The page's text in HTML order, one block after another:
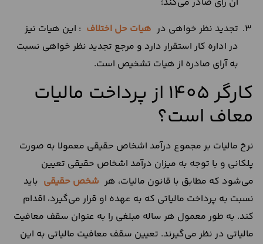
تجدید نظر خواهی در هیات حل اختلاف : این هیات نیز
در اداره کار استقرار دارد و مرجع تجدید نظر خواهی نسبت
به آرای صادره از هیات تشخیص است.
کارگر ۱۴۰۵ از پرداخت مالیات
معاف است؟
نرخ مالیات بر مجموع درآمد اشخاص حقیقی معمولا به صورت
پلکانی و با توجه به میزان درآمد اشخاص حقیقی تعیین
می‌شود که مطابق با قانون مالیات، هر شخص حقیقی باید
نسبت به پرداخت مالیاتی که به عهده او قرار می‌گیرد، اقدام
کند. به طور معمول هر ساله مبلغی را به عنوان سقف معافیت
مالیاتی در نظر می‌گیرند. تعیین سقف معافیت مالیاتی به این